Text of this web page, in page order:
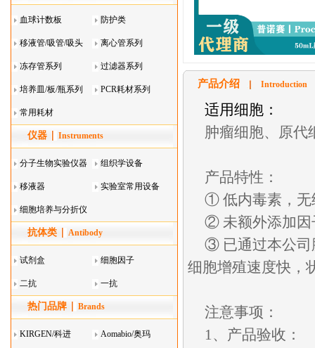
血球计数板 防护类
移液管/吸管/吸头
系列
离心管系列
冻存管系列 过滤器系列
培养皿/板/瓶系列 PCR耗材系列
常用耗材
仪器 Instruments
分子生物实验仪器 组织学设备
移液器 实验室常用设备
细胞培养与分折仪
器叠
抗体类 Antibody
试剂盒 细胞因子
二抗 一抗
热门品牌 Brands
KIRGEN/科进 Aomabio/奥玛
产品介绍 Introduction
适用细胞：
肿瘤细胞、原代
产品特性：
① 低内毒素，无
② 未额外添加因
③ 已通过本公司
细胞增殖速度快，
注意事项：
1、产品验收：